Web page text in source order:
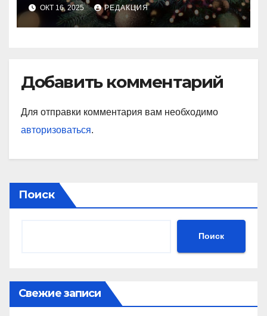
ОКТ 16, 2025 РЕДАКЦИЯ
Добавить комментарий
Для отправки комментария вам необходимо
авторизоваться.
Поиск
Поиск
Свежие записи